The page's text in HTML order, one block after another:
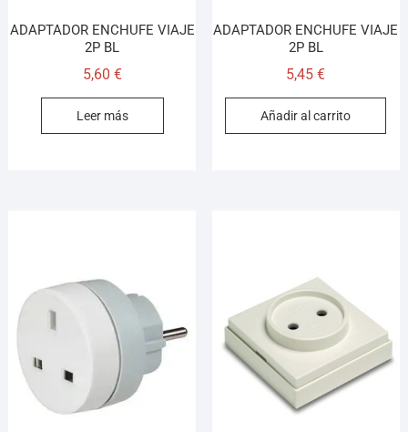
ADAPTADOR ENCHUFE VIAJE
2P BL
5,60 €
Leer más
ADAPTADOR ENCHUFE VIAJE
2P BL
5,45€
Añadir al carrito